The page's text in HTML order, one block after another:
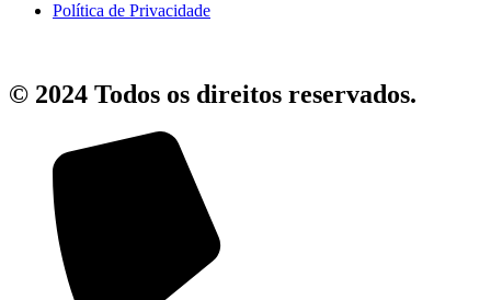
Política de Privacidade
© 2024 Todos os direitos reservados.